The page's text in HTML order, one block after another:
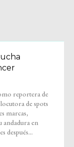
después...